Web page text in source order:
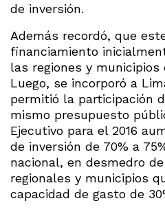
de inversión.
Además recordó, que
financiamiento
las regiones y
Luego, se incorporó a
permitió la participación
mismo presupuesto
Ejecutivo para el 2016
de inversión de 70% a
nacional, en desmedro
regionales y municipios
capacidad de gasto de